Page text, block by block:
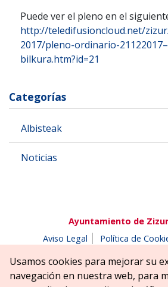
Puede ver el pleno en el
http://teledifusioncloud.net/
2017/pleno-ordinario-
bilkura.htm?id=21
Categorías
Albisteak
Noticias
Ayuntamiento de
Aviso Legal
Política de
Parque Erreniega parkea, s/n |
Nagusia (NAVARRA-
Usamos cookies para mejorar su
navegación en nuestra web, para